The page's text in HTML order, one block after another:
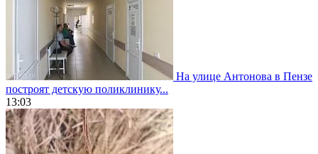
На улице Антонова в Пензе
построят детскую поликлинику...
13:03